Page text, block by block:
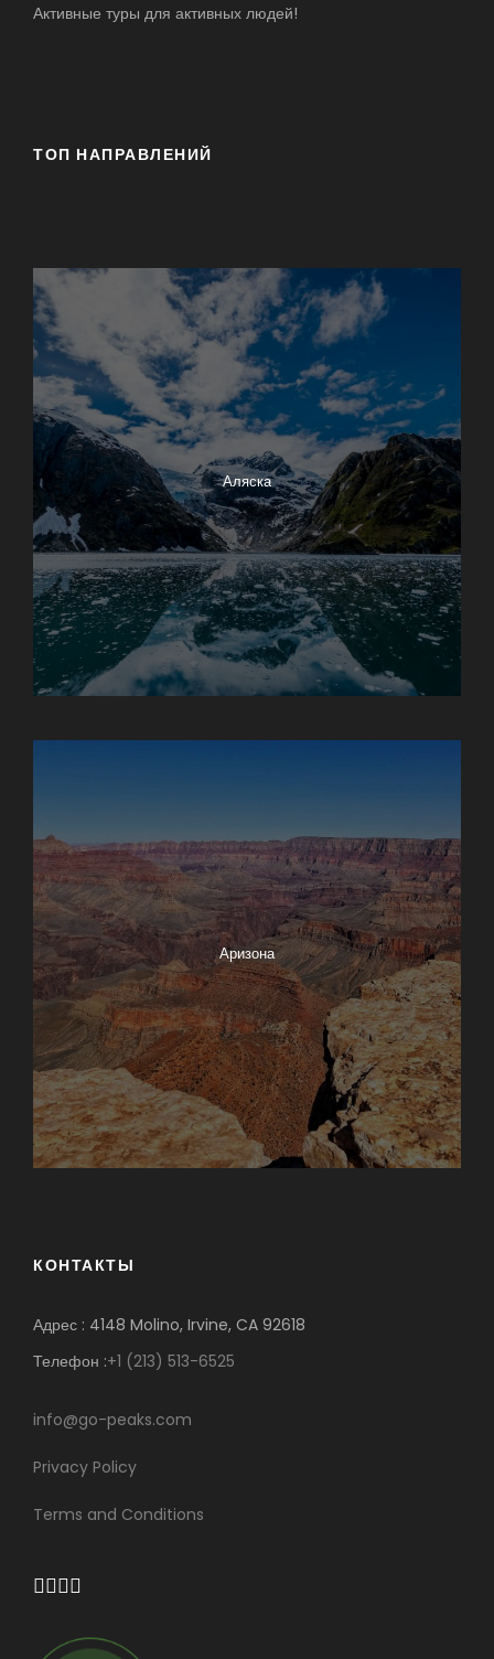
Активные туры для активных людей!
ТОП НАПРАВЛЕНИЙ
Аляска
Аризона
КОНТАКТЫ
Адрес : 4148 Molino, Irvine, CA 92618
Телефон :+1 (213) 513-6525
info@go-peaks.com
Privacy Policy
Terms and Conditions